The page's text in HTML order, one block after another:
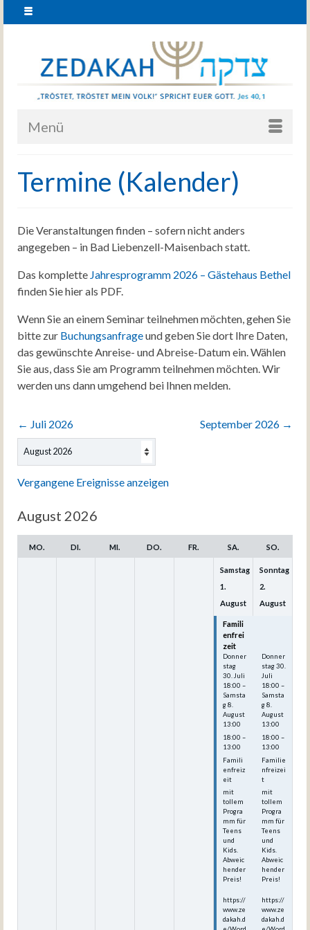
Menü
Termine (Kalender)
Die Veranstaltungen finden – sofern nicht anders
angegeben – in Bad Liebenzell-Maisenbach statt.
Das komplette Jahresprogramm 2026 – Gästehaus Bethel
finden Sie hier als PDF.
Wenn Sie an einem Seminar teilnehmen möchten, gehen Sie
bitte zur Buchungsanfrageund geben Sie dort Ihre Daten,
das gewünschte Anreise- und Abreise-Datum ein. Wählen
Sie aus, dass Sie am Programm teilnehmen möchten. Wir
werden uns dann umgehend bei Ihnen melden.
← Juli 2026 September 2026 →
Auswahl
Monats
Vergangene Ereignisse anzeigen
August 2026
MO. DI. MI. DO. FR. SA. SO.
Samstag
1.
August
Famili
enfrei
zeit
Donner
stag
30. Juli
18:00 –
Samsta
g8.
August
13:00
18:00 –
13:00
Famili
enfreiz
eit
mit
tollem
Progra
mm für
Teens
und
Kids.
Abweic
hender
Preis!
https://
www.ze
dakah.d
Sonntag
2.
August
Donner
stag30.
Juli
18:00 –
Samsta
g8.
August
13:00
18:00 –
13:00
Familie
nfreizei
t
mit
tollem
Progra
mm für
Teens
und
Kids.
Abweic
hender
Preis!
https://
www.ze
dakah.d